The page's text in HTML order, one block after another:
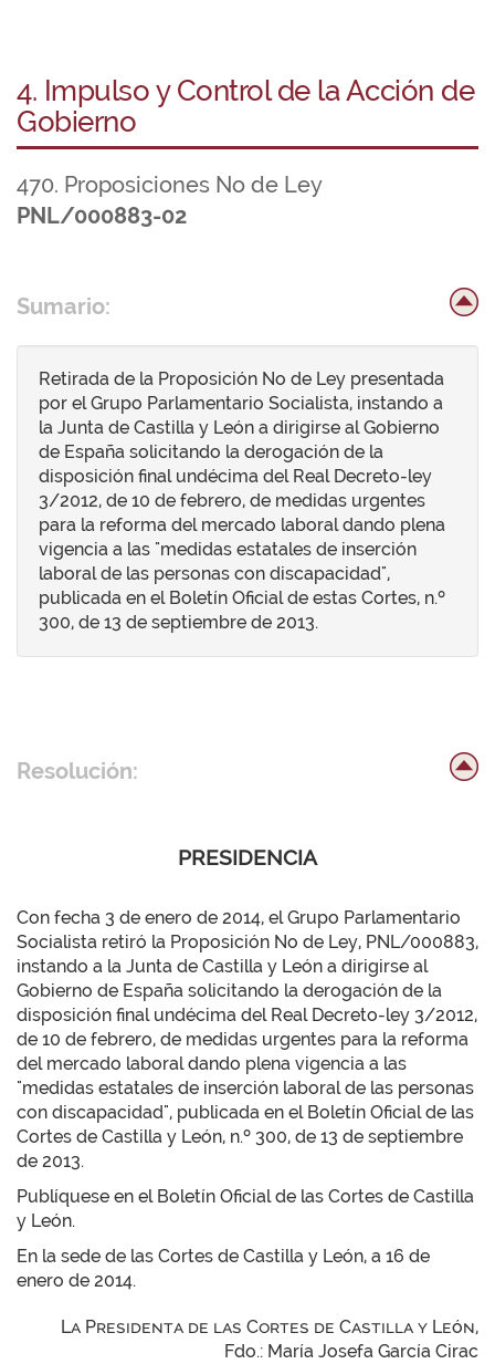
4. Impulso y Control de la Acción de
Gobierno
470. Proposiciones No de Ley
PNL/000883-02
Sumario:
Retirada de la Proposición No de Ley presentada
por el Grupo Parlamentario Socialista, instando a
la Junta de Castilla y León a dirigirse al Gobierno
de España solicitando la derogación de la
disposición final undécima del Real Decreto-ley
3/2012, de 10 de febrero, de medidas urgentes
para la reforma del mercado laboral dando plena
vigencia a las "medidas estatales de inserción
laboral de las personas con discapacidad",
publicada en el Boletín Oficial de estas Cortes, n.º
300, de 13 de septiembre de 2013.
Resolución:
PRESIDENCIA
Con fecha 3 de enero de 2014, el Grupo Parlamentario
Socialista retiró la Proposición No de Ley, PNL/000883,
instando a la Junta de Castilla y León a dirigirse al
Gobierno de España solicitando la derogación de la
disposición final undécima del Real Decreto-ley 3/2012,
de 10 de febrero, de medidas urgentes para la reforma
del mercado laboral dando plena vigencia a las
"medidas estatales de inserción laboral de las personas
con discapacidad", publicada en el Boletín Oficial de las
Cortes de Castilla y León, n.º 300, de 13 de septiembre
de 2013.
Publíquese en el Boletín Oficial de las Cortes de Castilla
y León.
En la sede de las Cortes de Castilla y León, a 16 de
enero de 2014.
La Presidenta de las Cortes de Castilla y León,
Fdo.: María Josefa García Cirac